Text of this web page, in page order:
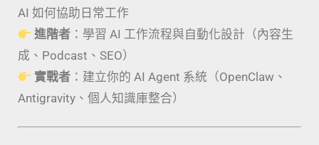
AI 如何協助日常工作
進階者 ：學習 AI 工作流程與自動化設計（內容生
成、Podcast、SEO）
實戰者 ：建立你的 AI Agent 系統（OpenClaw、
Antigravity、個人知識庫整合）